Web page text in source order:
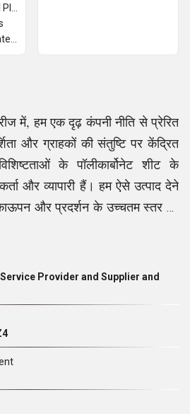
में, हम एक दृढ़ कंपनी नीति से प्रेरित
और ग्राहकों की संतुष्टि पर केंद्रित
के पॉलीकार्बोनेट शीट के
और व्यापारी हैं। हम ऐसे उत्पाद देने
और प्रदर्शन के उच्चतम स्तर को
व्यावसायिक आचरण यह सुनिश्चित
पर आधारित हों। जब उद्योग के
ज़रूरतों की बात आती है, तो हम
सुधार में विश्वास करते हैं, अपनी
करते रहते हैं। हमारी नीतियां पर्यावरण
देती हैं, जिससे यह सुनिश्चित होता है कि
कुशल और पर्यावरण के अनुकूल
Provider and Supplier and